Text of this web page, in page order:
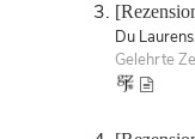
Du
Gelehrte